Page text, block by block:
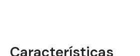
Características